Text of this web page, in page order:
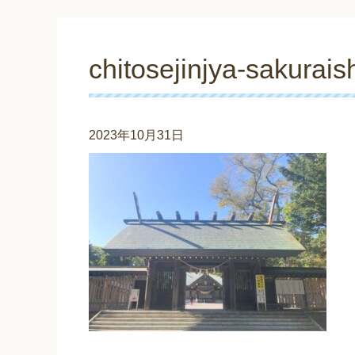
chitosejinjya-
2023年10月31日